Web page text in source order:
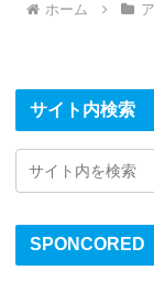
ホーム
サイト内検索
SPONCORED